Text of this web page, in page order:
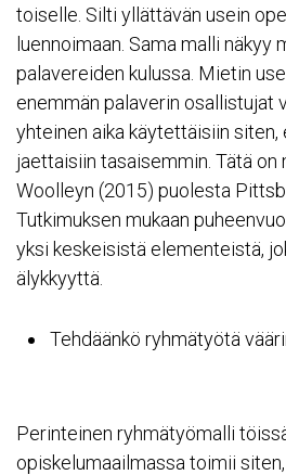
toiselle. Silti yllättävän usein
luennoimaan. Sama malli näkyy
palavereiden kulussa. Mietin
enemmän palaverin osallistujat
yhteinen aika käytettäisiin
jaettaisiin tasaisemmin. Tätä on
Woolleyn (2015) puolesta
Tutkimuksen mukaan
yksi keskeisistä elementeistä,
älykkyyttä.
Tehdäänkö ryhmätyötä
Perinteinen ryhmätyömalli
opiskelumaailmassa toimii